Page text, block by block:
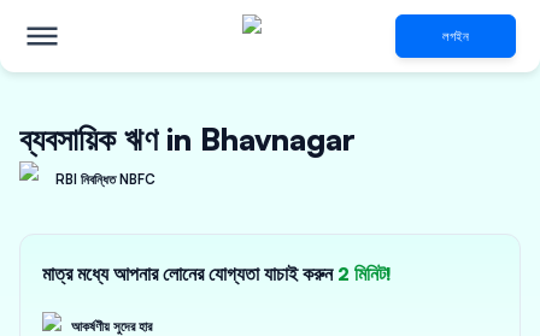
লগইন
ব্যবসায়িক ঋণ in Bhavnagar
RBI নিবন্ধিত NBFC
মাত্র মধ্যে আপনার লোনের যোগ্যতা যাচাই করুন 2 মিনিট!
আকর্ষণীয় সুদের হার